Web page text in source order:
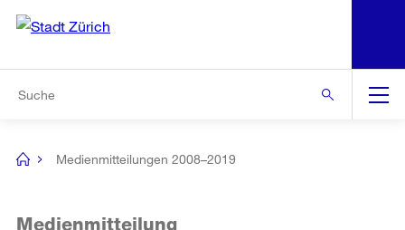
Navigation
[no
Medienmitteilungen 2008–2019
Medienmitteilung